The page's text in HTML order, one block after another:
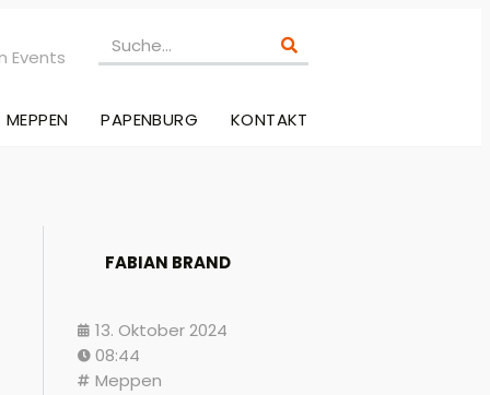
Events
MEPPEN PAPENBURG KONTAKT
FABIAN BRAND
13. Oktober 2024
08:44
Meppen